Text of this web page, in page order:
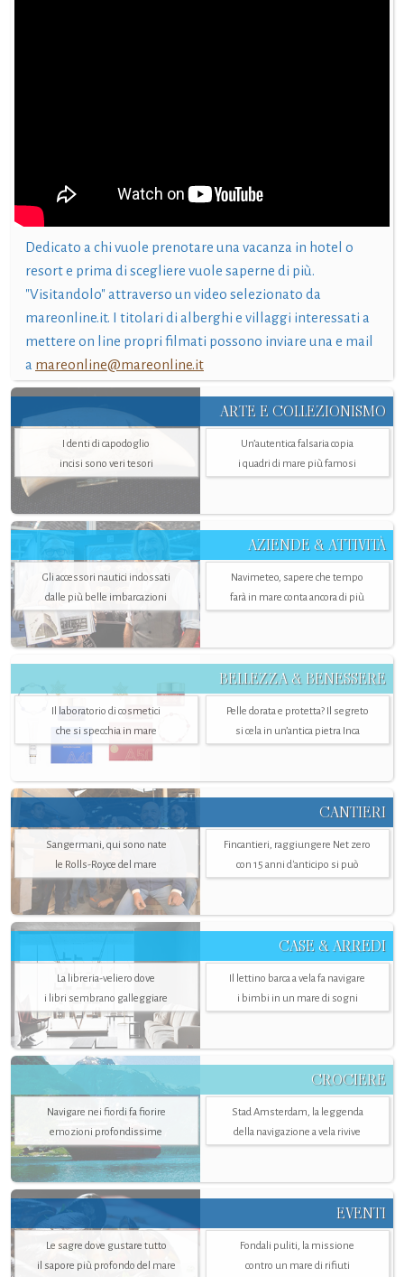
Dedicato a chi vuole prenotare una vacanza in hotel o
resort e prima di scegliere vuole saperne di più.
"Visitandolo" attraverso un video selezionato da
mareonline.it. I titolari di alberghi e villaggi interessati a
mettere on line propri filmati possono inviare una e mail
a mareonline@mareonline.it
ARTE E COLLEZIONISMO
I denti di capodoglio
incisi sono veri tesori
Un’autentica falsaria copia
i quadri di mare più famosi
AZIENDE & ATTIVITÀ
Gli accessori nautici indossati
dalle più belle imbarcazioni
Navimeteo, sapere che tempo
farà in mare conta ancora di più
BELLEZZA & BENESSERE
Il laboratorio di cosmetici
che si specchia in mare
Pelle dorata e protetta? Il segreto
si cela in un’antica pietra Inca
CANTIERI
Sangermani, qui sono nate
le Rolls-Royce del mare
Fincantieri, raggiungere Net zero
con 15 anni d'anticipo si può
CASE & ARREDI
La libreria-veliero dove
i libri sembrano galleggiare
Il lettino barca a vela fa navigare
i bimbi in un mare di sogni
CROCIERE
Navigare nei fiordi fa fiorire
emozioni profondissime
Stad Amsterdam, la leggenda
della navigazione a vela rivive
EVENTI
Le sagre dove gustare tutto
il sapore più profondo del mare
Fondali puliti, la missione
contro un mare di rifiuti